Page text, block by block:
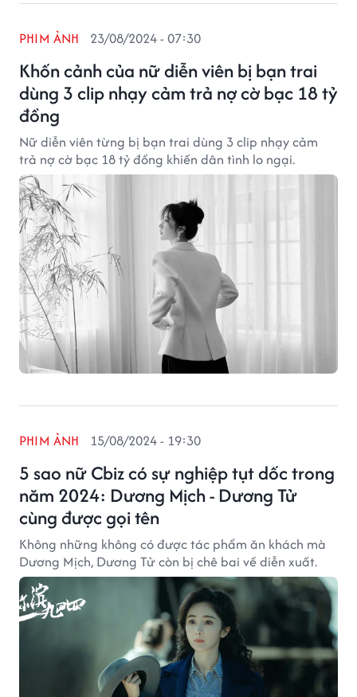
Khốn cảnh của nữ diễn viên bị bạn trai
dùng 3 clip nhạy cảm trả nợ cờ bạc 18 tỷ
đồng
PHIM ẢNH 23/08/2024 - 07:30
Nữ diễn viên từng bị bạn trai dùng 3 clip nhạy cảm
trả nợ cờ bạc 18 tỷ đồng khiến dân tình lo ngại.
5 sao nữ Cbiz có sự nghiệp tụt dốc trong
năm 2024: Dương Mịch - Dương Tử
cùng được gọi tên
PHIM ẢNH 15/08/2024 - 19:30
Không những không có được tác phẩm ăn khách mà
Dương Mịch, Dương Tử còn bị chê bai về diễn xuất.